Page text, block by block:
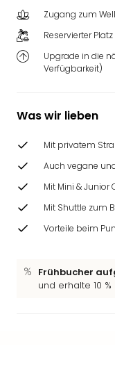
Zugang zum
Reservierter
Upgrade in die
Verfügbarkeit)
Was wir lieben
Mit privatem
Auch vegane
Mit Mini &
Mit Shuttle zum
Vorteile beim
Frühbucher
und erhalte 10 %